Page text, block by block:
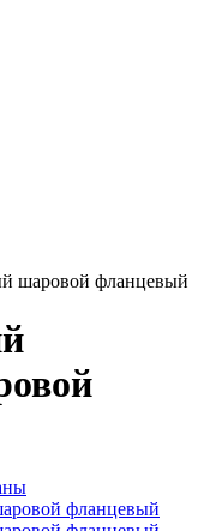
шаровой фланцевый